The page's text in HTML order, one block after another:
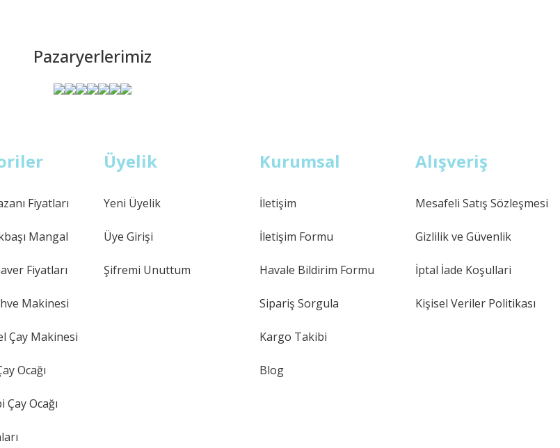
Pazaryerlerimiz
Fiyatları
Mangal
Fiyatları
Makinesi
Çay Makinesi
Ocağı
Ocağı
Üyelik
Yeni Üyelik
Üye Girişi
Şifremi Unuttum
Kurumsal
İletişim
İletişim Formu
Havale Bildirim Formu
Sipariş Sorgula
Kargo Takibi
Blog
Alışveriş
Mesafeli Satış Sözleşmesi
Gizlilik ve Güvenlik
İptal İade Koşullari
Kişisel Veriler Politikası